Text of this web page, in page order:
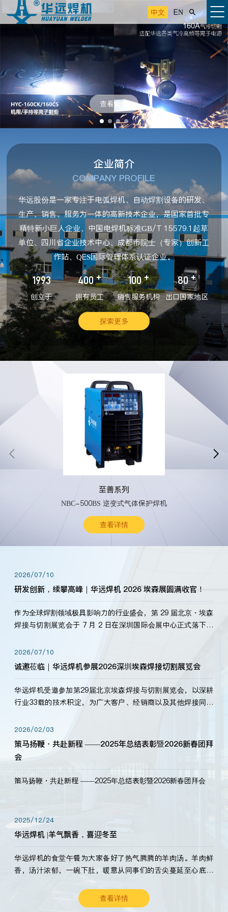
中文 EN 
查看详情
企业简介
COMPANY PROFILE
华远股份是一家专注于电弧焊机、自动焊割设备的研发、
生产、销售、服务为一体的高新技术企业，是国家首批专
精特新小巨人企业、中国电焊机标准GB/T 15579.1起草
单位、四川省企业技术中心、成都市院士（专家）创新工
作站、QES国际管理体系认证企业。
1993
创立于
400 +
拥有员工
100 +
销售服务机构
80 +
出口国家地区
探索更多
至善系列
NBC-500BS 逆变式气体保护焊机
查看详情
 
2026/07/10
研发创新，续攀高峰｜华远焊机 2026 埃森展圆满收官！
作为全球焊割领域极具影响力的行业盛会，第 29 届北京・埃森
焊接与切割展览会于 7 月 2 日在深圳国际会展中心正式落下帷
标准，持之以恒研发新产品、新技术。新老客户、行业伙伴、
海内外客户为目睹公司发布的新产…
2026/07/10
诚邀莅临｜华远焊机参展2026深圳埃森焊接切割展览会
华远焊机受邀参加第29届北京埃森焊接与切割展览会，以深耕
行业33载的技术积淀，为广大客户、经销商以及其他焊接同仁
2026/02/03
策马扬鞭・共赴新程 ——2025年总结表彰暨2026新春团拜
会
策马扬鞭・共赴新程 ——2025年总结表彰暨2026新春团拜会
2025/12/24
华远焊机 |羊气飘香，喜迎冬至
华远焊机的食堂午餐为大家备好了热气腾腾的羊肉汤。羊肉鲜
香，汤汁浓郁，一碗下肚，暖意从同事们的舌尖蔓延至心底。
查看详情